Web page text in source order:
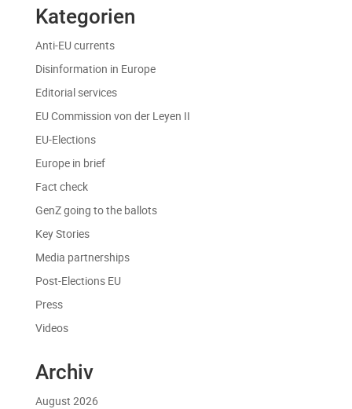
Kategorien
Anti-EU currents
Disinformation in Europe
Editorial services
EU Commission von der Leyen II
EU-Elections
Europe in brief
Fact check
GenZ going to the ballots
Key Stories
Media partnerships
Post-Elections EU
Press
Videos
Archiv
August 2026